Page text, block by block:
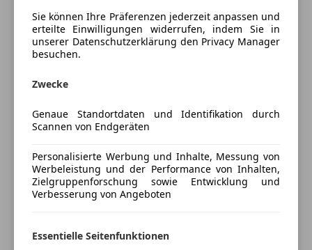
Dachreling
Dacia Logan Essentiel aus Erstbesitz zum Kauf an.
-Pickerl bis 11/2026
-Service bei km 88.675 durchgeführt
-Freisprecheinrichtung
-Klimaanlage
-USB-Anschluss
-usw..
Mehr anzeigen
Preisbewertung
Mehr anzeigen
Versicherung
Sie können Ihre Präferenzen jederzeit anpassen und
erteilte Einwilligungen widerrufen, indem Sie in
unserer Datenschutzerklärung den Privacy Manager
besuchen.
Zwecke
Genaue Standortdaten und Identifikation durch
Scannen von Endgeräten
Personalisierte Werbung und Inhalte, Messung von
Werbeleistung und der Performance von Inhalten,
Zielgruppenforschung sowie Entwicklung und
Verbesserung von Angeboten
Essentielle Seitenfunktionen